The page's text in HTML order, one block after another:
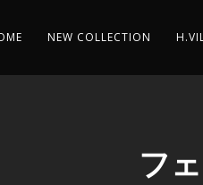
NEW COLLECTION
フ